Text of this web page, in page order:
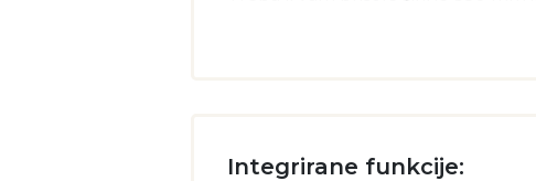
Integrirane funkcije: